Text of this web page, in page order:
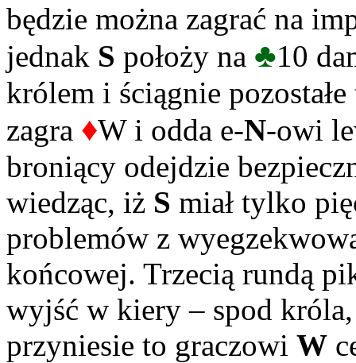
będzie można zagrać na
jednak S położy na ♣10
królem i ściągnie
zagra ♦W i odda e-N-owi
broniący odejdzie
wiedząc, iż S miał tylko
problemów z
końcowej. Trzecią rundą
wyjść w kiery – spod
przyniesie to graczowi W